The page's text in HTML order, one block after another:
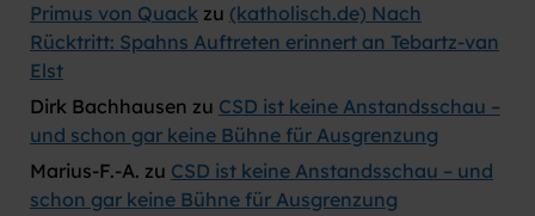
Primus von Quackzu (katholisch.de) Nach
Rücktritt: Spahns Auftreten erinnert an Tebartz-van
Elst
Dirk Bachhausen zu CSD ist keine Anstandsschau –
und schon gar keine Bühne für Ausgrenzung
Marius-F.-A. zu CSD ist keine Anstandsschau – und
schon gar keine Bühne für Ausgrenzung